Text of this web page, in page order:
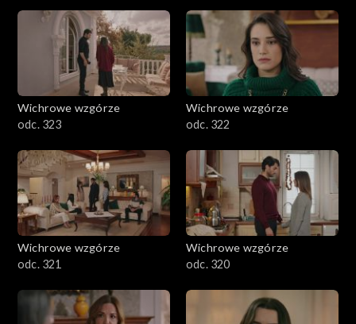
Wichrowe wzgórze
odc. 323
Wichrowe wzgórze
odc. 322
Wichrowe wzgórze
odc. 321
Wichrowe wzgórze
odc. 320